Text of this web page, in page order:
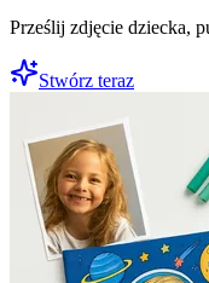
Prześlij zdjęcie dziecka,
Stwórz teraz